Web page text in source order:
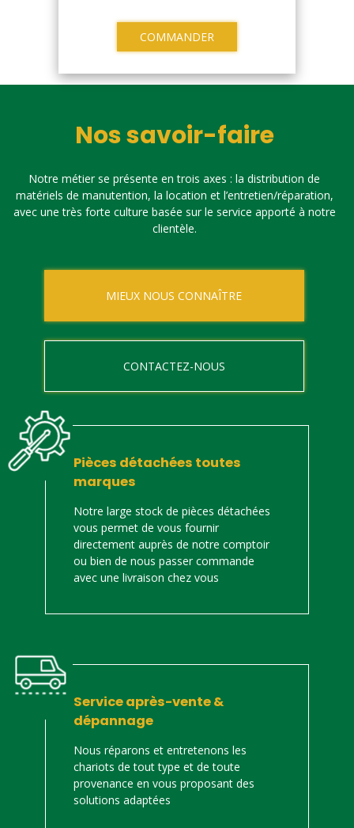
COMMANDER
Nos savoir-faire
Notre métier se présente en trois axes : la distribution de
matériels de manutention, la location et l’entretien/réparation,
avec une très forte culture basée sur le service apporté à notre
clientèle.
MIEUX NOUS CONNAÎTRE
CONTACTEZ-NOUS
Pièces détachées toutes
marques
Notre large stock de pièces détachées
vous permet de vous fournir
directement auprès de notre comptoir
ou bien de nous passer commande
avec une livraison chez vous
Service après-vente &
dépannage
Nous réparons et entretenons les
chariots de tout type et de toute
provenance en vous proposant des
solutions adaptées